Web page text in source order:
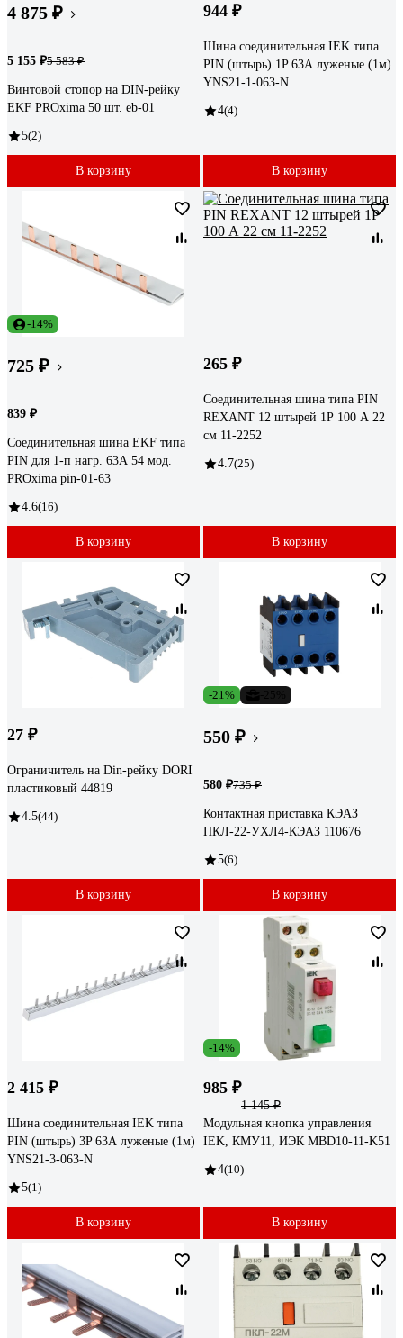
4 875 ₽
5 155 ₽5 583 ₽
Винтовой стопор на DIN-рейку
EKF PROxima 50 шт. eb-01
5(2)
В корзину
944 ₽
Шина соединительная IEK типа
PIN (штырь) 1P 63А луженые (1м)
YNS21-1-063-N
4(4)
В корзину
-14%
725 ₽
839 ₽
Соединительная шина EKF типа
PIN для 1-п нагр. 63А 54 мод.
PROxima pin-01-63
4.6(16)
В корзину
265 ₽
Соединительная шина типа PIN
REXANT 12 штырей 1Р 100 А 22
см 11-2252
4.7(25)
В корзину
27 ₽
Ограничитель на Din-рейку DORI
пластиковый 44819
4.5(44)
В корзину
-21%
550 ₽
580 ₽735 ₽
Контактная приставка КЭАЗ
ПКЛ-22-УХЛ4-КЭАЗ 110676
5(6)
В корзину
2 415 ₽
Шина соединительная IEK типа
PIN (штырь) 3P 63А луженые (1м)
YNS21-3-063-N
5(1)
В корзину
-14%
985 ₽
1 145 ₽
Модульная кнопка управления
IEK, КМУ11, ИЭК MBD10-11-K51
4(10)
В корзину